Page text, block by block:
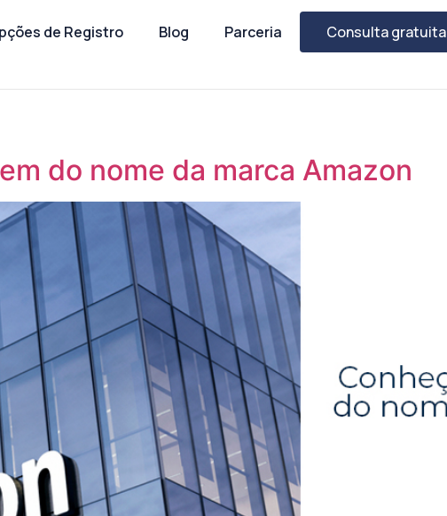
de Registro Blog Parceria Consulta gratuita
do nome da marca Amazon